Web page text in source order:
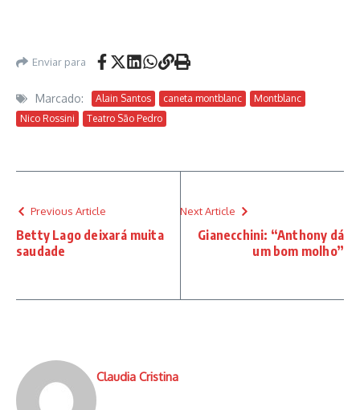
Enviar para
Marcado: Alain Santos caneta montblanc
Montblanc
Nico Rossini
Teatro São Pedro
Previous Article
Betty Lago deixará muita
saudade
Next Article
Gianecchini: “Anthony dá
um bom molho”
Claudia Cristina